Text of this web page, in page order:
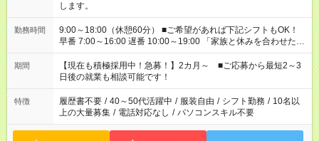
します。
勤務時間
9:00～18:00（休憩60分） ■ご希望があれば下記シフトもOK！
早番 7:00～16:00 遅番 10:00～19:00 「家族と休みを合わせた
い」 「余裕を持って夕飯の準備がしたい」 「できれば残業はし
たくない」 など、ご希望を教えてくださいね。 ※Wワーク希望
の方へ 今ご覧のお仕事で希望する勤務時間と、もう1つのお仕事
の勤務時間。 合計で週40時間を超える場合は応募できません。
期間
【現在も積極採用中！急募！】2カ月～ ■ご応募から最短2～3
日後の就業も相談可能です！
特徴 履歴書不要 / 40～50代活躍中 / 服装自由 / シフト勤務 / 10名以
上の大量募集 / 電話対応なし / パソコンスキル不要